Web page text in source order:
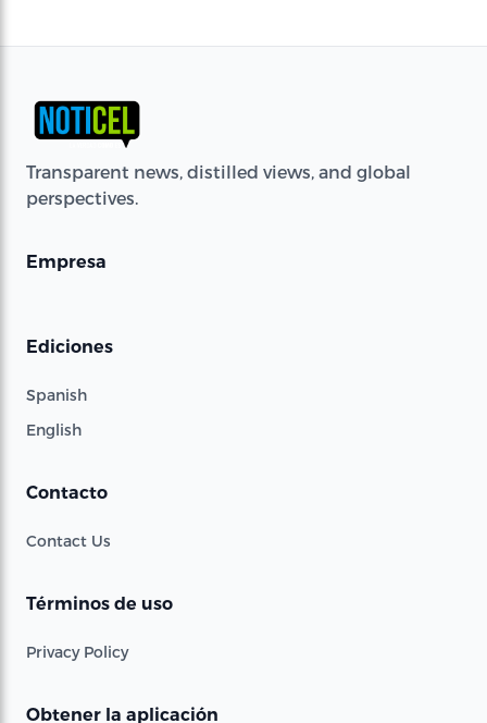
Transparent news, distilled views, and global
perspectives.
Empresa
Ediciones
Spanish
English
Contacto
Contact Us
Términos de uso
Privacy Policy
Obtener la aplicación